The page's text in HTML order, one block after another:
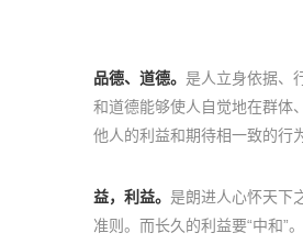
品德、道德。 是人立身依据、
和道德能够使人自觉地在群体
他人的利益和期待相一致的行
益，利益。 是朗进人心怀天下
准则。而长久的利益要“中和”